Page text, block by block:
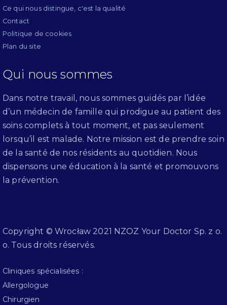
Ce qui nous distingue, c'est la qualité
Contact
Politique de cookies
Plan du site
Qui nous sommes
Dans notre travail, nous sommes guidés par l’idée
d’un médecin de famille qui prodigue au patient des
soins complets à tout moment, et pas seulement
lorsqu’il est malade. Notre mission est de prendre soin
de la santé de nos résidents au quotidien. Nous
dispensons une éducation à la santé et promouvons
la prévention.
Copyright © Wrocław 2021 NZOZ Your Doctor Sp. z o.
o. Tous droits réservés.
Cliniques spécialisées :
Allergologue
Chirurgien